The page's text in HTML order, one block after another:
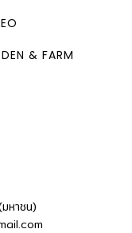
& FARM
หาชน)